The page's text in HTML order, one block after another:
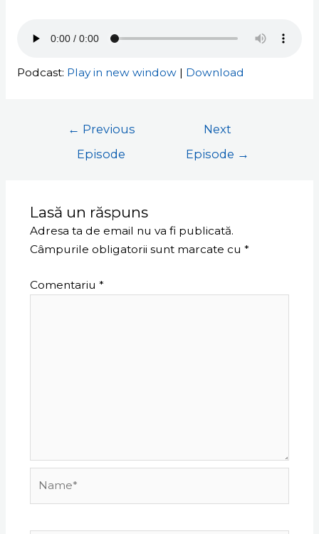
Podcast: Play in new window| Download
← Previous
Episode
Next
Episode →
Lasă un răspuns
Adresa ta de email nu va fi publicată.
Câmpurile obligatorii sunt marcate cu *
Comentariu *